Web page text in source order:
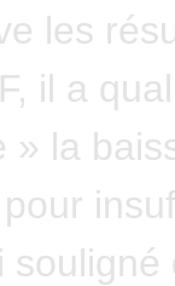
les
il a
» la